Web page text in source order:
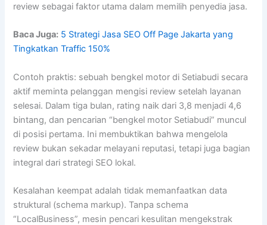
review sebagai faktor utama dalam memilih penyedia jasa.
Baca Juga: 5 Strategi Jasa SEO Off Page Jakarta yang
Tingkatkan Traffic 150%
Contoh praktis: sebuah bengkel motor di Setiabudi secara
aktif meminta pelanggan mengisi review setelah layanan
selesai. Dalam tiga bulan, rating naik dari 3,8 menjadi 4,6
bintang, dan pencarian “bengkel motor Setiabudi” muncul
di posisi pertama. Ini membuktikan bahwa mengelola
review bukan sekadar melayani reputasi, tetapi juga bagian
integral dari strategi SEO lokal.
Kesalahan keempat adalah tidak memanfaatkan data
struktural (schema markup). Tanpa schema
“LocalBusiness”, mesin pencari kesulitan mengekstrak